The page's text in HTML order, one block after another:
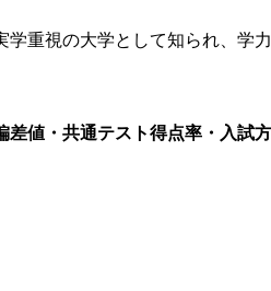
重視の大学として知られ、学
差値・共通テスト得点率・入試